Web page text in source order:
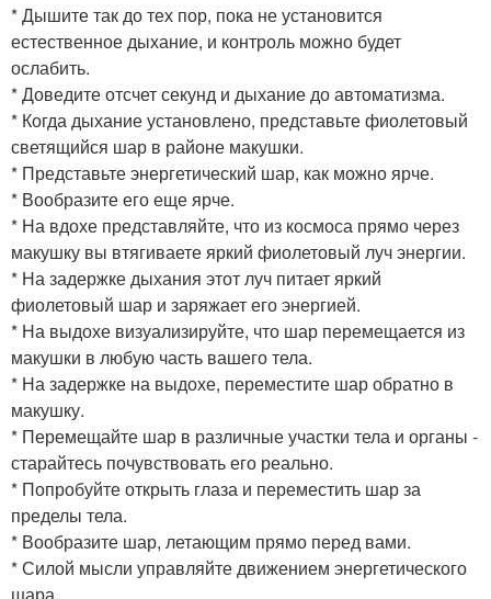
* Дышите так до тех пор, пока не установится
естественное дыхание, и контроль можно будет
ослабить.
* Доведите отсчет секунд и дыхание до автоматизма.
* Когда дыхание установлено, представьте фиолетовый
светящийся шар в районе макушки.
* Представьте энергетический шар, как можно ярче.
* Вообразите его еще ярче.
* На вдохе представляйте, что из космоса прямо через
макушку вы втягиваете яркий фиолетовый луч энергии.
* На задержке дыхания этот луч питает яркий
фиолетовый шар и заряжает его энергией.
* На выдохе визуализируйте, что шар перемещается из
макушки в любую часть вашего тела.
* На задержке на выдохе, переместите шар обратно в
макушку.
* Перемещайте шар в различные участки тела и органы -
старайтесь почувствовать его реально.
* Попробуйте открыть глаза и переместить шар за
пределы тела.
* Вообразите шар, летающим прямо перед вами.
* Силой мысли управляйте движением энергетического
шара.